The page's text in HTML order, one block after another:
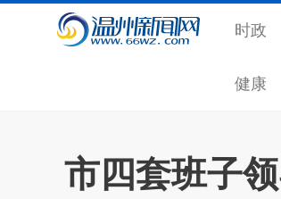
时政
健康
市四套班子